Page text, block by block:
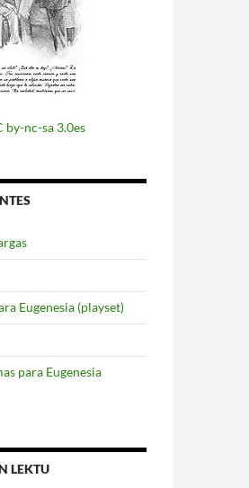
by-nc-sa 3.0es
Eugenesia (playset)
para Eugenesia
LEKTU